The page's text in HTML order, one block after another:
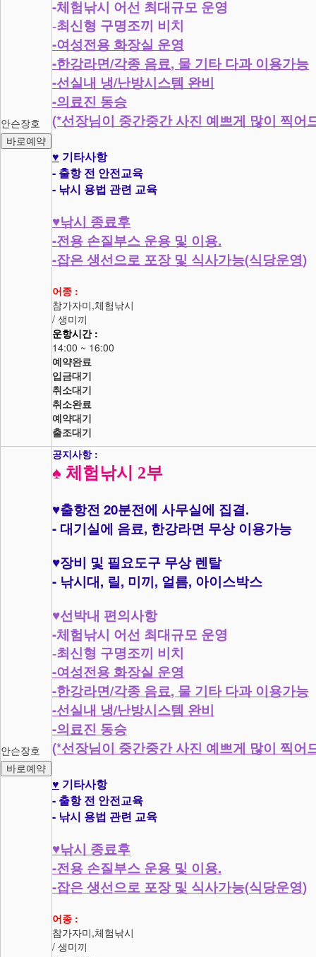
안슨장호
바로예약
-체험낚시 어선 최대규모 운영
-최신형 구명조끼 비치
-여성전용 화장실 운영
-한강라면/각종 음료, 물 기타 다과 이용가능
-선실내 냉/난방시스템 완비
-의료진 동승
(*선장님이 중간중간 사진 예쁘게 많이 찍어
♥ 기타사항
- 출항 전 안전교육
- 낚시 용법 관련 교육
♥낚시 종료후
-전용 손질부스 운용 및 이용.
-잡은 생선으로 포장 및 식사가능(식당운영)
어종 :
참가자미,체험낚시
/ 생미끼
운항시간 :
14:00 ~ 16:00
예약완료
입금대기
취소대기
취소완료
예약대기
출조대기
안슨장호
바로예약
공지사항 :
♠ 체험낚시 2부
♥출항전 20분전에 사무실에 집결.
- 대기실에 음료, 한강라면 무상 이용가능
♥장비 및 필요도구 무상 렌탈
- 낚시대 , 릴 , 미끼 , 얼름, 아이스박스
♥선박내 편의사항
-체험낚시 어선 최대규모 운영
-최신형 구명조끼 비치
-여성전용 화장실 운영
-한강라면/각종 음료, 물 기타 다과 이용가능
-선실내 냉/난방시스템 완비
-의료진 동승
(*선장님이 중간중간 사진 예쁘게 많이 찍어
♥ 기타사항
- 출항 전 안전교육
- 낚시 용법 관련 교육
♥낚시 종료후
-전용 손질부스 운용 및 이용.
-잡은 생선으로 포장 및 식사가능(식당운영)
어종 :
참가자미,체험낚시
/ 생미끼